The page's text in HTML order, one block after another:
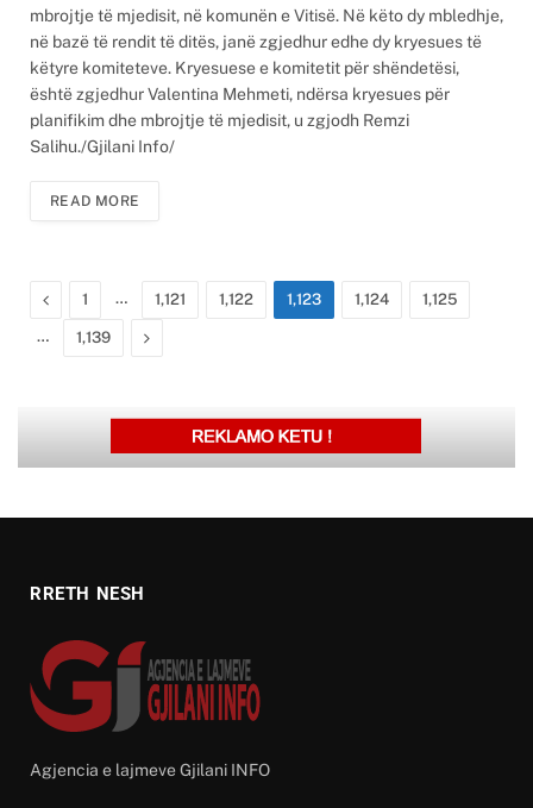
mbrojtje të mjedisit, në komunën e Vitisë. Në këto dy mbledhje,
në bazë të rendit të ditës, janë zgjedhur edhe dy kryesues të
këtyre komiteteve. Kryesuese e komitetit për shëndetësi,
është zgjedhur Valentina Mehmeti, ndërsa kryesues për
planifikim dhe mbrojtje të mjedisit, u zgjodh Remzi
Salihu./Gjilani Info/
READ MORE
Previous
1 … 1,121 1,122 1,123 1,124 1,125
… 1,139 Next
RRETH NESH
Agjencia e lajmeve Gjilani INFO